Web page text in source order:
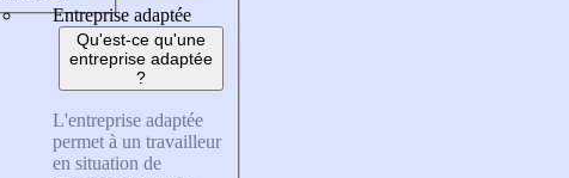
Entreprise adaptée
Qu'est-ce qu'une
entreprise adaptée
?
L'entreprise adaptée
permet à un travailleur
en situation de